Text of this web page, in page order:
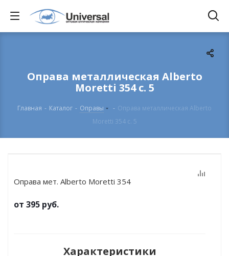
Оправа металлическая Alberto
Moretti 354 c. 5
Главная - Каталог - Оправы - Оправа металлическая Alberto
Moretti 354 c. 5
Оправа мет. Alberto Moretti 354
от 395 руб.
Характеристики